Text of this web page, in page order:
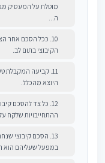
מוטלת על המעסיק
ה...
10. ככל הסכם אחר
הקיבוצי בתום לב.
11. קביעה המקבלת
היוצא מהכלל.
12. כל צד להסכם
ההתחייבויות שלקח
13. הסכם קיבוצי
במפעל שעליהם הוא